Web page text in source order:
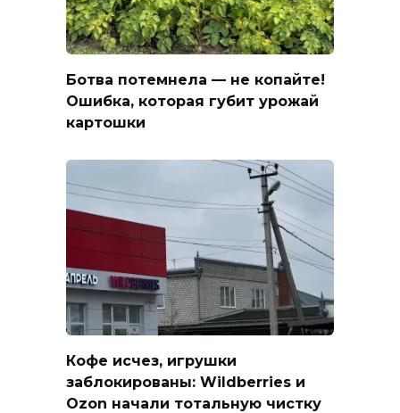
Ботва потемнела — не копайте!
Ошибка, которая губит урожай
картошки
Кофе исчез, игрушки
заблокированы: Wildberries и
Ozon начали тотальную чистку